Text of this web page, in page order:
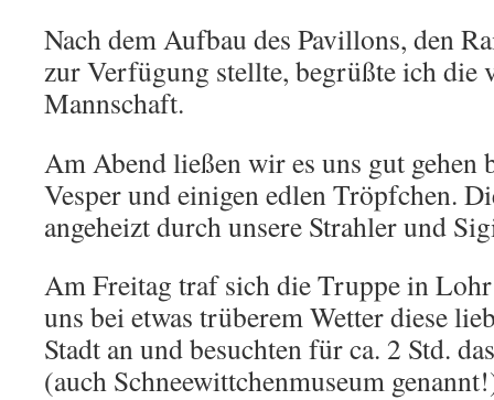
Nach dem Aufbau des Pavillons, den
zur Verfügung stellte, begrüßte ich die
Mannschaft.
Am Abend ließen wir es uns gut gehen
Vesper und einigen edlen Tröpfchen.
angeheizt durch unsere Strahler und
Am Freitag traf sich die Truppe in
uns bei etwas trüberem Wetter diese
Stadt an und besuchten für ca. 2 Std.
(auch Schneewittchenmuseum